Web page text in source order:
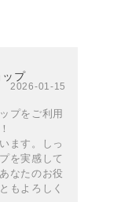
ップ
2026-01-15
プをご利用
ます。しっ
を実感して
なたのお役
もよろしく